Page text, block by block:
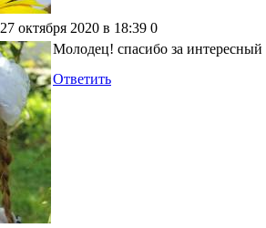
27 октября 2020 в 18:39 0
Молодец! спасибо за интересный
Ответить